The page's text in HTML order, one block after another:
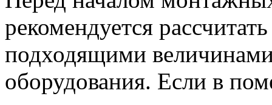
рекомендуется
подходящими
оборудования. Если в